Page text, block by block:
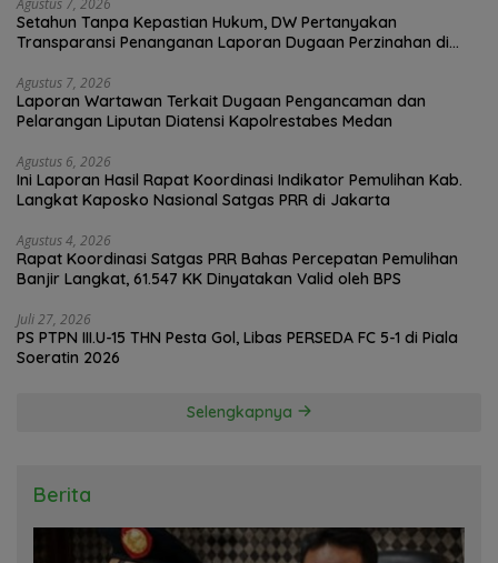
Agustus 7, 2026
Setahun Tanpa Kepastian Hukum, DW Pertanyakan
Transparansi Penanganan Laporan Dugaan Perzinahan di
Agustus 7, 2026
Laporan Wartawan Terkait Dugaan Pengancaman dan
Pelarangan Liputan Diatensi Kapolrestabes Medan
Agustus 6, 2026
Ini Laporan Hasil Rapat Koordinasi Indikator Pemulihan Kab.
Langkat Kaposko Nasional Satgas PRR di Jakarta
Agustus 4, 2026
Rapat Koordinasi Satgas PRR Bahas Percepatan Pemulihan
Banjir Langkat, 61.547 KK Dinyatakan Valid oleh BPS
Juli 27, 2026
PS PTPN III.U-15 THN Pesta Gol, Libas PERSEDA FC 5-1 di Piala
Soeratin 2026
Selengkapnya
Berita